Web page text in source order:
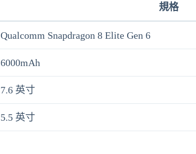
規格
Qualcomm Snapdragon 8 Elite Gen 6
6000mAh
7.6 英寸
5.5 英寸